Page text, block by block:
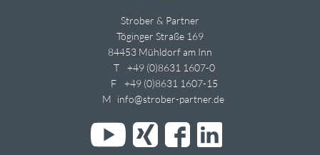
Strober & Partner
Töginger Straße 169
84453 Mühldorf am Inn
T
+49 (0)8631 1607-0
F
+49 (0)8631 1607-15
M info@strober-partner.de